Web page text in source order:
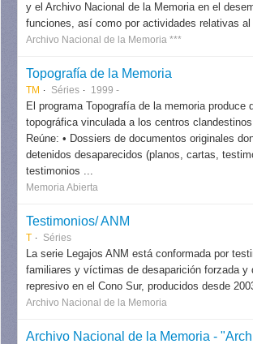
y el Archivo Nacional de la Memoria en el
funciones, así como por actividades relativas
Archivo Nacional de la Memoria ***
Topografía de la Memoria
TM Séries 1999 -
El programa Topografía de la memoria produce
topográfica vinculada a los centros
Reúne: • Dossiers de documentos originales
detenidos desaparecidos (planos, cartas,
testimonios ...
Memoria Abierta
Testimonios/ ANM
T Séries
La serie Legajos ANM está conformada por
familiares y víctimas de desaparición forzada y
represivo en el Cono Sur, producidos desde
Archivo Nacional de la Memoria
Archivo Nacional de la Memoria -